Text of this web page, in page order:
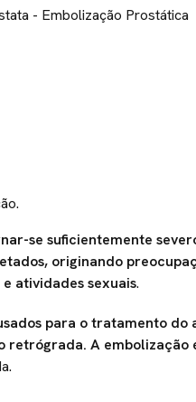
se suficientemente
originando
atividades sexuais.
para o tratamento do
retrógrada. A embolização